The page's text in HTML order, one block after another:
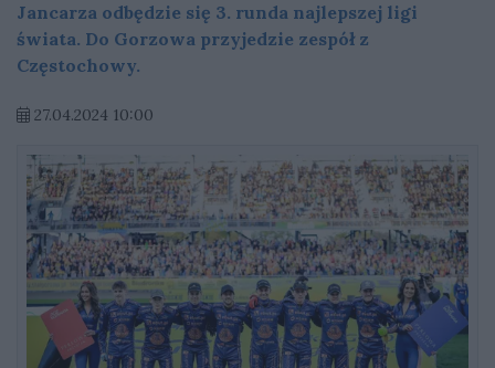
Jancarza odbędzie się 3. runda najlepszej ligi
świata. Do Gorzowa przyjedzie zespół z
Częstochowy.
27.04.2024 10:00